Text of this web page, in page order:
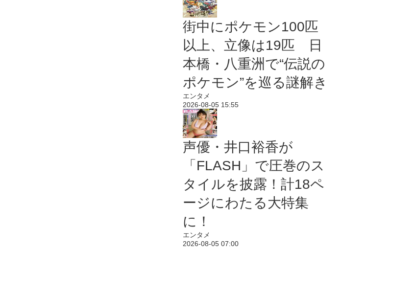
街中にポケモン100匹
以上、立像は19匹 日
本橋・八重洲で“伝説の
ポケモン”を巡る謎解き
エンタメ
2026-08-05 15:55
声優・井口裕香が
「FLASH」で圧巻のス
タイルを披露！計18ペ
ージにわたる大特集
に！
エンタメ
2026-08-05 07:00